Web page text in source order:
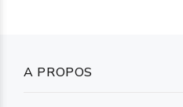
A PROPOS